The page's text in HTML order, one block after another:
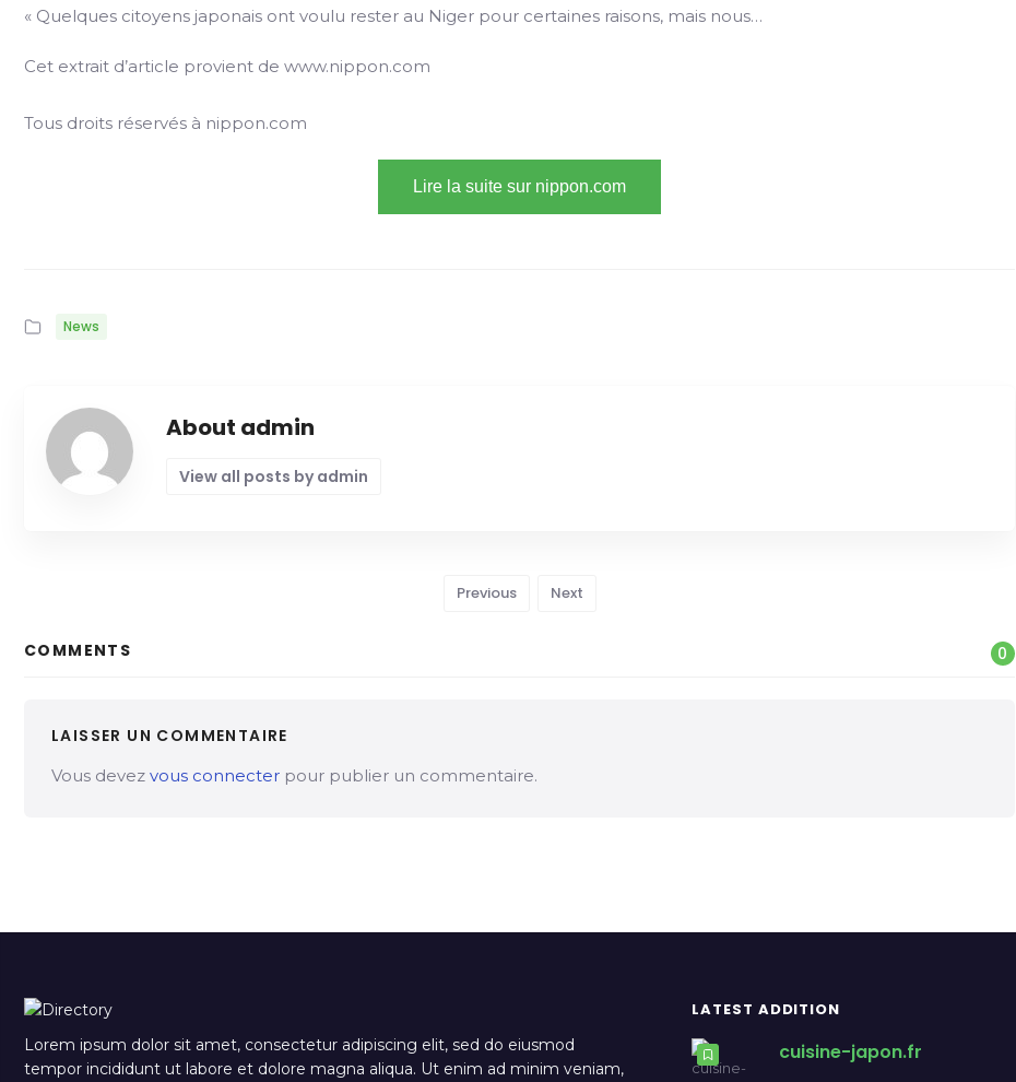
« Quelques citoyens japonais ont voulu rester au Niger pour certaines raisons, mais nous…
Cet extrait d’article provient de www.nippon.com
Tous droits réservés à nippon.com
Lire la suite sur nippon.com
News
About admin
View all posts by admin
Previous Next
COMMENTS 0
LAISSER UN COMMENTAIRE
Vous devez vous connecter pour publier un commentaire.
Lorem ipsum dolor sit amet, consectetur adipiscing elit, sed do eiusmod
tempor incididunt ut labore et dolore magna aliqua. Ut enim ad minim veniam,
LATEST ADDITION
cuisine-japon.fr